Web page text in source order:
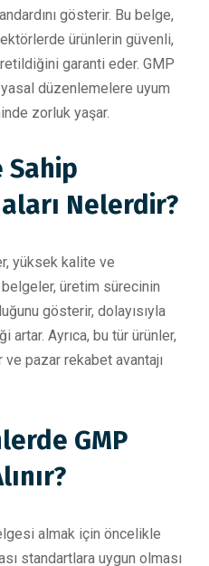
gösterir. Bu belge,
ürünlerin güvenli,
garanti eder. GMP
düzenlemelere uyum
zorluk yaşar.
Sahip
Nelerdir?
yüksek kalite ve
üretim sürecinin
gösterir, dolayısıyla
Ayrıca, bu tür ürünler,
ve pazar rekabet avantajı
GMP
almak için öncelikle
standartlara uygun olması